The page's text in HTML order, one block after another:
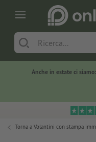
Anche in estate ci siamo:
Torna a Volantini con stampa